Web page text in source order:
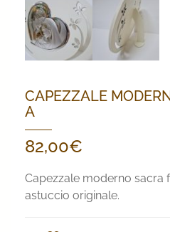
CAPEZZALE
A
82,00€
Capezzale moderno sacra
astuccio originale.